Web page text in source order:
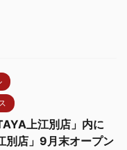
上江別店」内に
別店」9月末オープン